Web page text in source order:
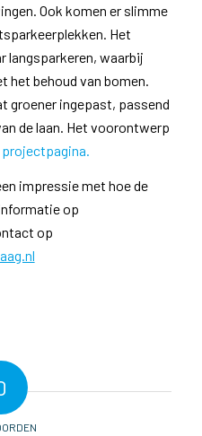
Ook komen er slimme
Het
langsparkeren, waarbij
het behoud van bomen.
groener ingepast, passend
de laan. Het voorontwerp
projectpagina.
impressie met hoe de
op
op